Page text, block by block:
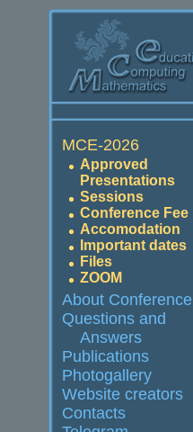
MCE-2026
Approved
Presentations
Sessions
Conference Fee
Accomodation
Important dates
Files
ZOOM
About Conference
Questions and
Answers
Publications
Photogallery
Website creators
Contacts